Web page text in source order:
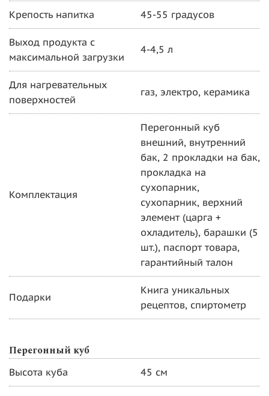
Крепость напитка 45-55 градусов
Выход продукта с
максимальной загрузки
4-4,5 л
Для нагревательных
поверхностей
газ, электро, керамика
Комплектация
Перегонный куб
внешний, внутренний
бак, 2 прокладки на бак,
прокладка на
сухопарник,
сухопарник, верхний
элемент (царга +
охладитель), барашки (5
шт.), паспорт товара,
гарантийный талон
Подарки
Книга уникальных
рецептов, спиртометр
Перегонный куб
Высота куба 45 см